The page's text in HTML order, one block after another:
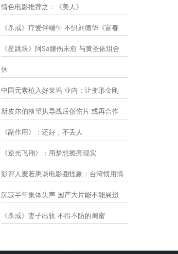
情色电影推荐之：《美人》
《杀戒》疗爱伴端午 不惧刘德华《富春
《星跳跃》阿Sa腰伤未愈 与黄圣依组合
休
中国元素植入好莱坞 业内：让变形金刚
斯皮尔伯格望执导战后创伤片 或再合作
《副作用》：还好，不丢人
《逆光飞翔》：用梦想擦亮现实
影评人麦若愚谈电影圈怪象：台湾惯用情
沉寂半年集体失声 国产大片能不能展翅
《杀戒》妻子出轨 不得不防的闺蜜